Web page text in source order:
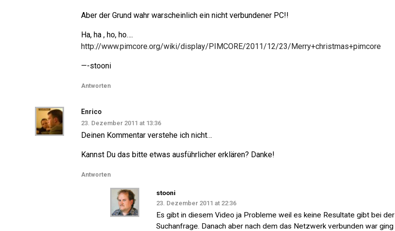
Aber der Grund wahr warscheinlich ein nicht verbundener PC!!
Ha, ha , ho, ho….
http://www.pimcore.org/wiki/display/PIMCORE/2011/12/23/Merry+christmas+pimcore
—-stooni
Antworten
Enrico
23. Dezember 2011 at 13:36
Deinen Kommentar verstehe ich nicht…
Kannst Du das bitte etwas ausführlicher erklären? Danke!
Antworten
stooni
23. Dezember 2011 at 22:36
Es gibt in diesem Video ja Probleme weil es keine Resultate gibt bei der
Suchanfrage. Danach aber nach dem das Netzwerk verbunden war ging